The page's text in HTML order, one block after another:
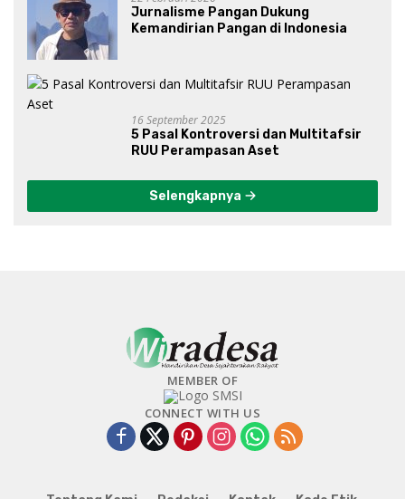
Jurnalisme Pangan Dukung
Kemandirian Pangan di Indonesia
16 September 2025
5 Pasal Kontroversi dan Multitafsir
RUU Perampasan Aset
Selengkapnya
MEMBER OF
CONNECT WITH US